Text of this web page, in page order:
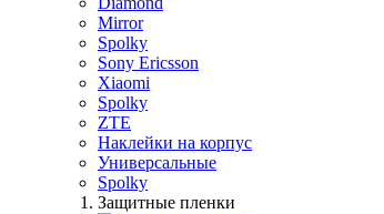
Mirror
Spolky
Sony Ericsson
Xiaomi
Spolky
ZTE
Наклейки на корпус
Универсальные
Spolky
Защитные пленки